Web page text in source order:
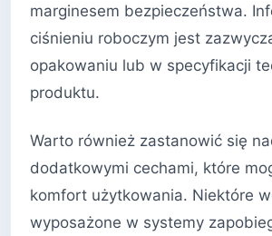
marginesem bezpieczeństwa.
ciśnieniu roboczym jest
opakowaniu lub w specyfikacji
produktu.
Warto również zastanowić się
dodatkowymi cechami, które
komfort użytkowania. Niektóre
wyposażone w systemy